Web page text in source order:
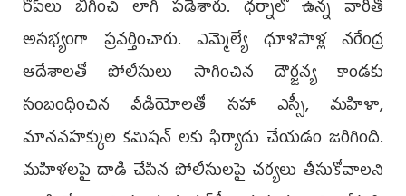
రోప్‌లు బిగించి లాగి ప‌డేశారు. ధ‌ర్నాలో ఉన్న వారితో
అస‌భ్యంగా ప్ర‌వ‌ర్తించారు. ఎమ్మెల్యే ధూళిపాళ్ల న‌రేంద్ర
ఆదేశాల‌తో పోలీసులు సాగించిన దౌర్జ‌న్య కాండ‌కు
సంబంధించిన వీడియోల‌తో స‌హా ఎస్సీ, మ‌హిళా,
మాన‌వ‌హ‌క్కుల క‌మిష‌న్ ల‌కు ఫిర్యాదు చేయ‌డం జ‌రిగింది.
మ‌హిళ‌ల‌పై దాడి చేసిన పోలీసుల‌పై చ‌ర్య‌లు తీసుకోవాల‌ని